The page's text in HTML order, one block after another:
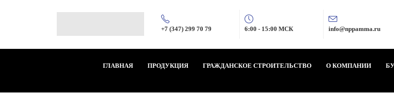
+7 (347) 299 70 79 6:00 - 15:00 МСК info@nppamma.ru
ГЛАВНАЯ ПРОДУКЦИЯ ГРАЖДАНСКОЕ СТРОИТЕЛЬСТВО О КОМПАНИИ